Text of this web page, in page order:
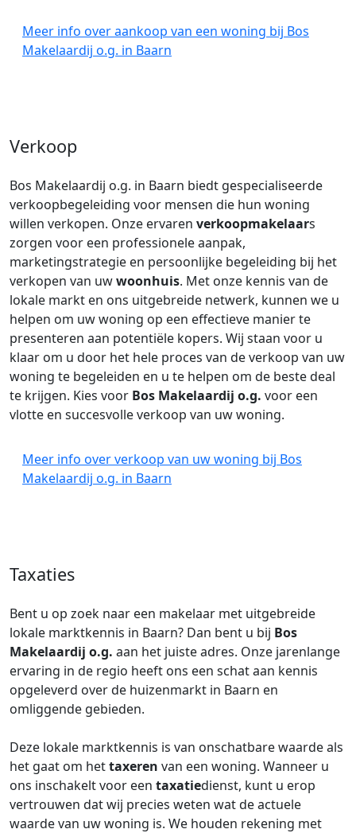
Meer info over aankoop van een woning bij Bos
Makelaardij o.g. in Baarn
Verkoop
Bos Makelaardij o.g. in Baarn biedt gespecialiseerde
verkoopbegeleiding voor mensen die hun woning
willen verkopen. Onze ervaren verkoopmakelaars
zorgen voor een professionele aanpak,
marketingstrategie en persoonlijke begeleiding bij het
verkopen van uwwoonhuis. Met onze kennis van de
lokale markt en ons uitgebreide netwerk, kunnen we u
helpen om uw woning op een effectieve manier te
presenteren aan potentiële kopers. Wij staan voor u
klaar om u door het hele proces van de verkoop van uw
woning te begeleiden en u te helpen om de beste deal
te krijgen. Kies voor Bos Makelaardij o.g. voor een
vlotte en succesvolle verkoop van uw woning.
Meer info over verkoop van uw woning bij Bos
Makelaardij o.g. in Baarn
Taxaties
Bent u op zoek naar een makelaar met uitgebreide
lokale marktkennis in Baarn? Dan bent u bij Bos
Makelaardij o.g. aan het juiste adres. Onze jarenlange
ervaring in de regio heeft ons een schat aan kennis
opgeleverd over de huizenmarkt in Baarn en
omliggende gebieden.
Deze lokale marktkennis is van onschatbare waarde als
het gaat om hettaxeren van een woning. Wanneer u
ons inschakelt voor een taxatiedienst, kunt u erop
vertrouwen dat wij precies weten wat de actuele
waarde van uw woning is. We houden rekening met